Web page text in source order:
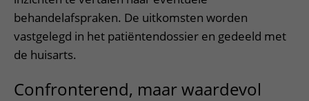
behandelafspraken. De uitkomsten worden
vastgelegd in het patiëntendossier en gedeeld met
de huisarts.
Confronterend, maar waardevol